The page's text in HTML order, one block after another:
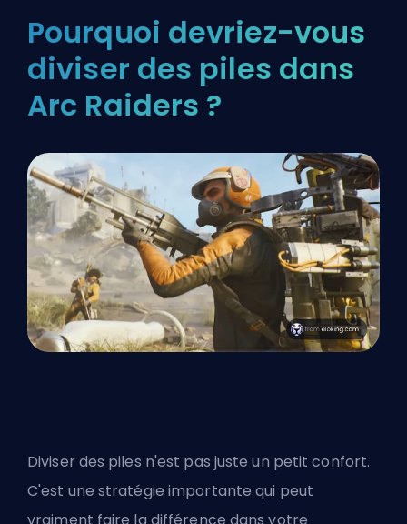
Pourquoi devriez-vous
diviser des piles dans
Arc Raiders ?
Diviser des piles n'est pas juste un petit confort.
C'est une stratégie importante qui peut
vraiment faire la différence dans votre